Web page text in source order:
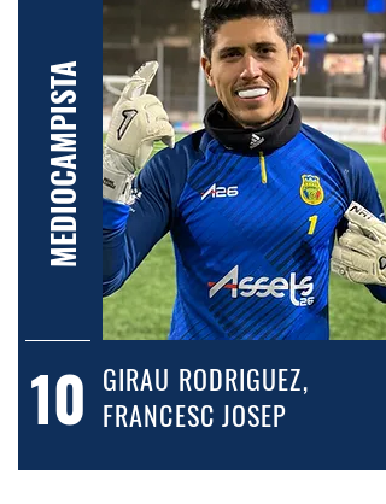
MEDIOCAMPISTA
10 GIRAU RODRIGUEZ,
FRANCESC JOSEP